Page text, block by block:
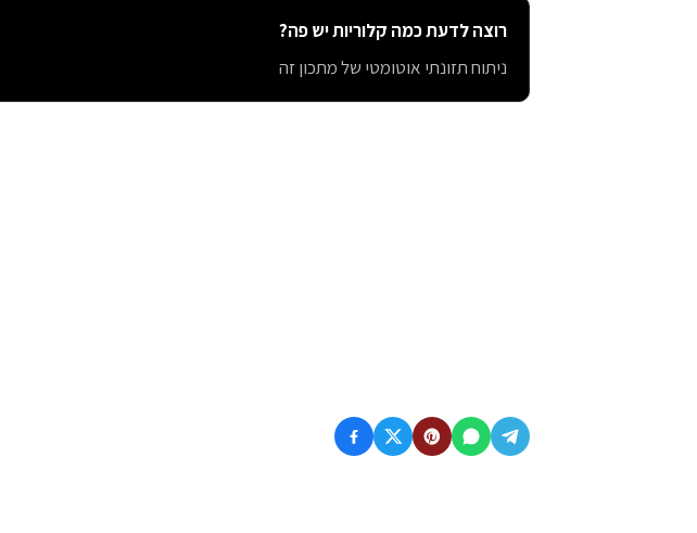
רוצה לדעת כמה קלוריות יש פה?
ניתוח תזונתי אוטומטי של מתכון זה